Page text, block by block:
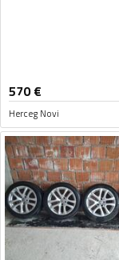
570€
Herceg Novi